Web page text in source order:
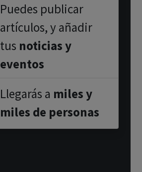
Puedes publicar
artículos, y añadir
tus noticias y
eventos
Llegarás a miles y
miles de personas